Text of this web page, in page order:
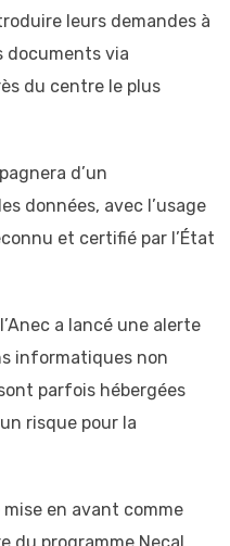
leurs demandes à
documents via
du centre le plus
d’un
données, avec l’usage
et certifié par l’État
a lancé une alerte
informatiques non
parfois hébergées
risque pour la
en avant comme